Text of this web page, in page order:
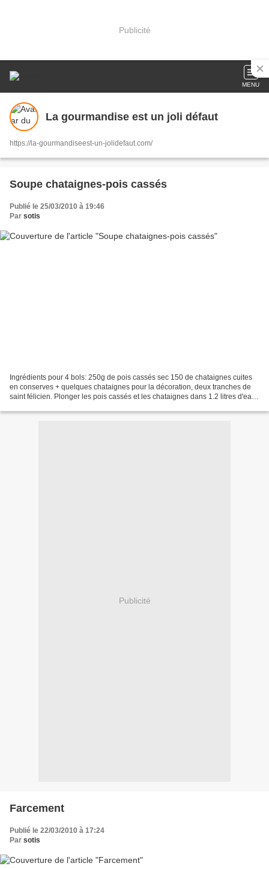
Publicité
MENU
La gourmandise est un joli défaut
https://la-gourmandiseest-un-jolidefaut.com/
Soupe chataignes-pois cassés
Publié le 25/03/2010 à 19:46
Par sotis
Ingrédients pour 4 bols: 250g de pois cassés sec 150 de chataignes cuites
en conserves + quelques chataignes pour la décoration, deux tranches de
saint félicien. Plonger les pois cassés et les chataignes dans 1.2 litres d'eau
Publicité
Farcement
Publié le 22/03/2010 à 17:24
Par sotis